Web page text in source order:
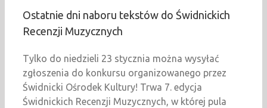
Ostatnie dni naboru tekstów do Świdnickich
Recenzji Muzycznych
Tylko do niedzieli 23 stycznia można wysyłać
zgłoszenia do konkursu organizowanego przez
Świdnicki Ośrodek Kultury! Trwa 7. edycja
Świdnickich Recenzji Muzycznych, w której pula